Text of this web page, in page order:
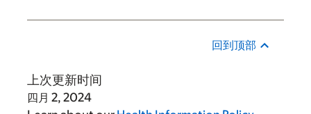
回到顶部
上次更新时间
四月 2, 2024